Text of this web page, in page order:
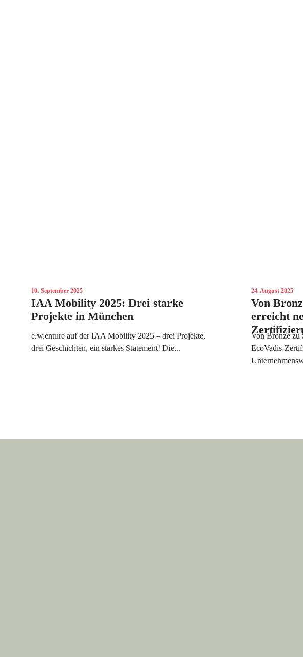
IAA Mobility 2025: Drei starke
Projekte in München
e.w.enture auf der IAA Mobility 2025 – drei Projekte,
drei Geschichten, ein starkes Statement! Die...
10. September 2025
Von
erreicht
Von Bronze zu
EcoVadis-
24. August 2025